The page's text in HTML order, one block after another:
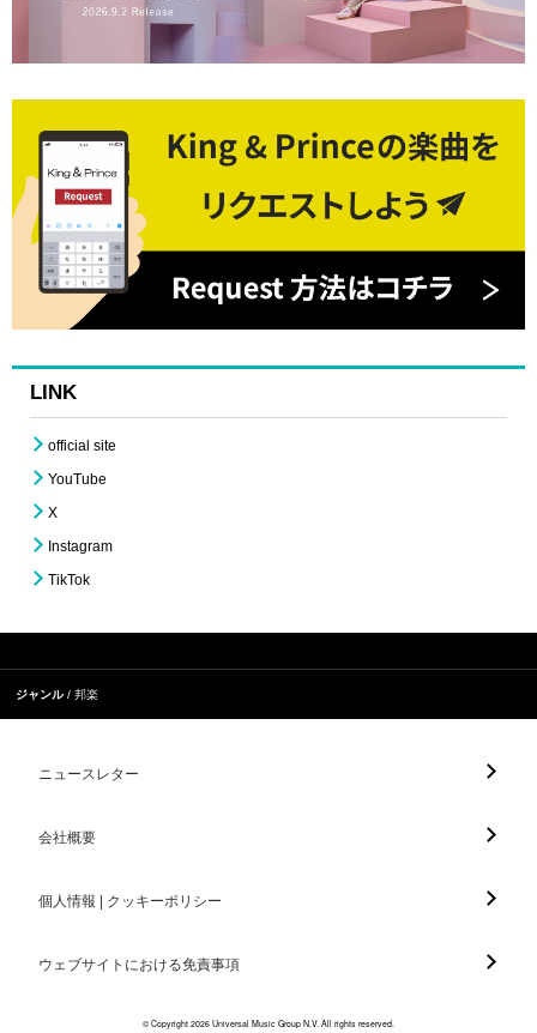
LINK
official site
YouTube
X
Instagram
TikTok
ジャンル 邦楽
ニュースレター
会社概要
個人情報 | クッキーポリシー
ウェブサイトにおける免責事項
© Copyright 2026 Universal Music Group N.V. All rights reserved.